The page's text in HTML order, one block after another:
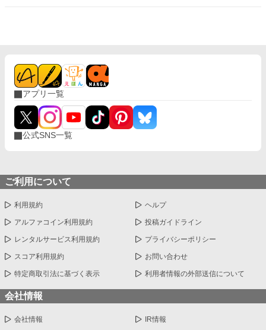
アプリ一覧
公式SNS一覧
ご利用について
利用規約 ヘルプ
アルファコイン利用規約 投稿ガイドライン
レンタルサービス利用規約 プライバシーポリシー
スコア利用規約 お問い合わせ
特定商取引法に基づく表示 利用者情報の外部送信について
会社情報
会社情報 IR情報